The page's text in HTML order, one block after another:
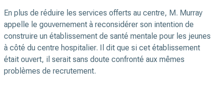
En plus de réduire les services offerts au centre, M. Murray
appelle le gouvernement à reconsidérer son intention de
construire un établissement de santé mentale pour les jeunes
à côté du centre hospitalier. Il dit que si cet établissement
était ouvert, il serait sans doute confronté aux mêmes
problèmes de recrutement.